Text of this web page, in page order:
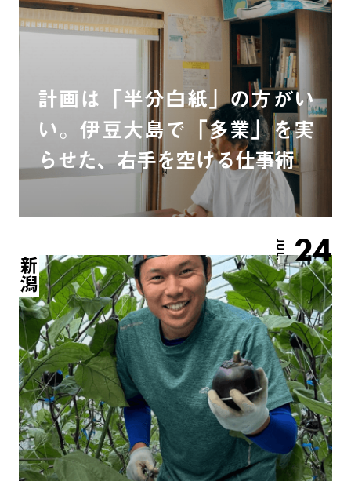
計画は「半分白紙」の方がい
い。伊豆大島で「多業」を実
らせた、右手を空ける仕事術
JUL. 24
新潟